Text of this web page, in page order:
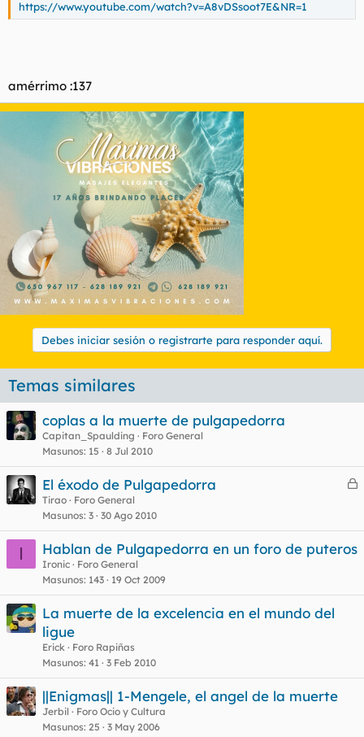
https://www.youtube.com/watch?v=A8vDSsoot7E&NR=1
amérrimo :137
Debes iniciar sesión o registrarte para responder aquí.
Temas similares
coplas a la muerte de pulgapedorra
Capitan_Spaulding
Foro General
Masunos 15 8 Jul 2010
C
r
a
El éxodo de Pulgapedorra
Tirao
Foro General
Masunos 3 30 Ago 2010
I Hablan de Pulgapedorra en un foro de puteros
Ironic
Foro General
Masunos 143 19 Oct 2009
La muerte de la excelencia en el mundo del
ligue
Erick
Foro Rapiñas
Masunos 41 3 Feb 2010
||Enigmas|| 1-Mengele, el angel de la muerte
Jerbil
Foro Ocio y Cultura
Masunos 25 3 May 2006